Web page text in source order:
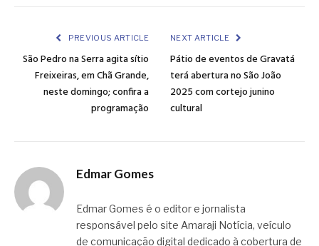
PREVIOUS ARTICLE
São Pedro na Serra agita sítio
Freixeiras, em Chã Grande,
neste domingo; confira a
programação
NEXT ARTICLE
Pátio de eventos de Gravatá
terá abertura no São João
2025 com cortejo junino
cultural
Edmar Gomes
Edmar Gomes é o editor e jornalista
responsável pelo site Amaraji Notícia, veículo
de comunicação digital dedicado à cobertura de